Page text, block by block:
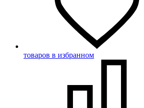
товаров в избранном